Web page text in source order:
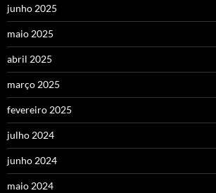
junho 2025
maio 2025
abril 2025
março 2025
fevereiro 2025
julho 2024
junho 2024
maio 2024